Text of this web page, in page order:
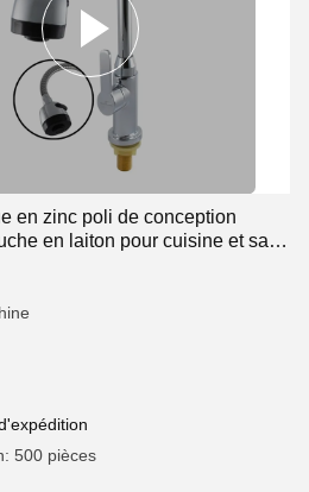
en zinc poli de conception
en laiton pour cuisine et salle
500 pièces